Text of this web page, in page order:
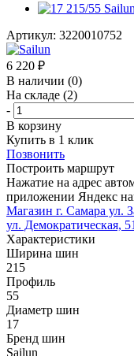
Артикул: 3220010752
6 220 ₽
В наличии (0)
На складе (2)
-
В корзину
Купить в 1 клик
Позвонить
Построить маршрут
Нажатие на адрес
приложении Яндекс
Магазин г. Самара ул.
ул. Демократическая,
Характеристики
Ширина шин
215
Профиль
55
Диаметр шин
17
Бренд шин
Sailun